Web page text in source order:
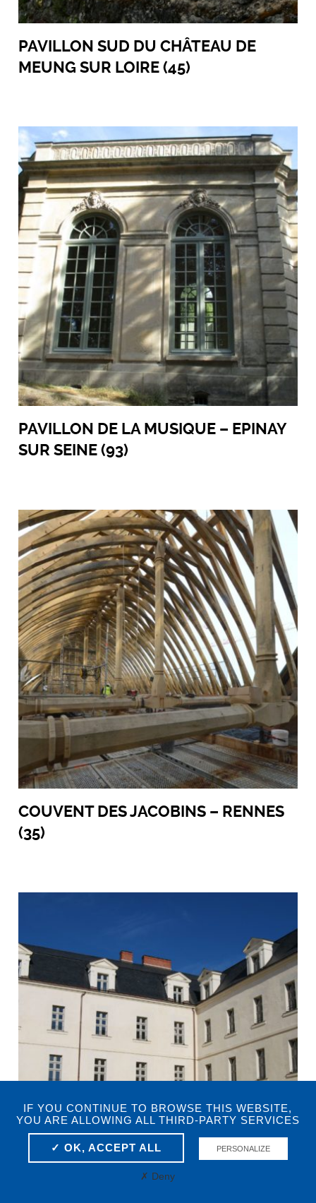
PAVILLON SUD DU CHÂTEAU DE
MEUNG SUR LOIRE (45)
PAVILLON DE LA MUSIQUE – EPINAY
SUR SEINE (93)
COUVENT DES JACOBINS – RENNES
(35)
IF YOU CONTINUE TO BROWSE THIS WEBSITE,
YOU ARE ALLOWING ALL THIRD-PARTY SERVICES
✓ OK, ACCEPT ALL PERSONALIZE
✗ Deny